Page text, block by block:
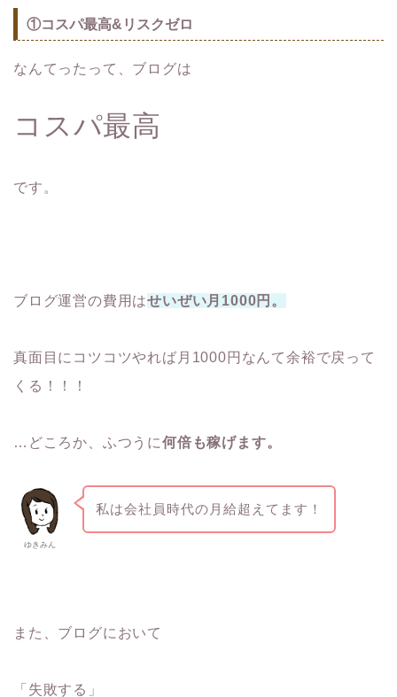
①コスパ最高&リスクゼロ
なんてったって、ブログは
コスパ最高
です。
ブログ運営の費用はせいぜい月1000円。
真面目にコツコツやれば月1000円なんて余裕で戻って
くる！！！
…どころか、ふつうに何倍も稼げます。
ゆきみん
私は会社員時代の月給超えてます！
また、ブログにおいて
「失敗する」